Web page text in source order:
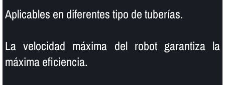
Aplicables en diferentes tipo de tuberí­as.
La velocidad máxima del robot garantiza la
máxima eficiencia.